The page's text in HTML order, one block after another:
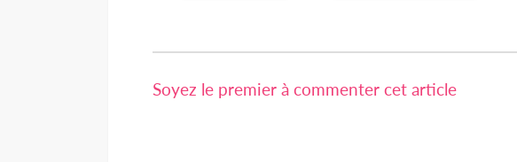
Soyez le premier à commenter cet article